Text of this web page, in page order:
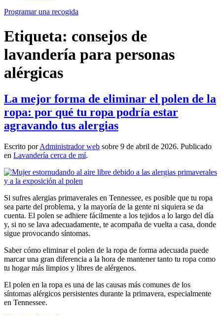
Programar una recogida
Etiqueta: consejos de
lavandería para personas
alérgicas
La mejor forma de eliminar el polen de la
ropa: por qué tu ropa podría estar
agravando tus alergias
Escrito porAdministrador web sobre 9 de abril de 2026. Publicado
en Lavandería cerca de mí.
Si sufres alergias primaverales en Tennessee, es posible que tu ropa
sea parte del problema, y la mayoría de la gente ni siquiera se da
cuenta. El polen se adhiere fácilmente a los tejidos a lo largo del día
y, si no se lava adecuadamente, te acompaña de vuelta a casa, donde
sigue provocando síntomas.
Saber cómo eliminar el polen de la ropa de forma adecuada puede
marcar una gran diferencia a la hora de mantener tanto tu ropa como
tu hogar más limpios y libres de alérgenos.
El polen en la ropa es una de las causas más comunes de los
síntomas alérgicos persistentes durante la primavera, especialmente
en Tennessee.